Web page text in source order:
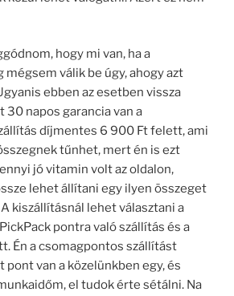
hogy mi van, ha a
válik be úgy, ahogy azt
ebben az esetben vissza
30 napos garancia van a
díjmentes 6 900 Ft felett, ami
tűnhet, mert én is ezt
jó vitamin volt az oldalon,
lehet állítani egy ilyen összeget
kiszállításnál lehet választani a
pontra való szállítás és a
Én a csomagpontos szállítást
van a közelünkben egy, és
el tudok érte sétálni. Na